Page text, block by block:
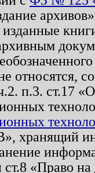
относятся,
п.3. ст.17
хранящий
ст.8 «Право